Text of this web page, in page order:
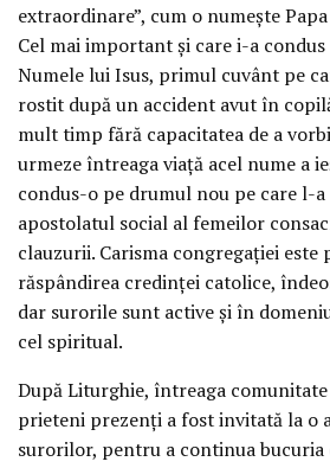
extraordinare”, cum o numește
Cel mai important și care i-a
Numele lui Isus, primul cuvânt pe
rostit după un accident avut în
mult timp fără capacitatea de a
urmeze întreaga viață acel nume a
condus-o pe drumul nou pe care l-a
apostolatul social al femeilor
clauzurii. Carisma congregației este
răspândirea credinței catolice,
dar surorile sunt active și în
cel spiritual.
După Liturghie, întreaga
prieteni prezenți a fost invitată la o
surorilor, pentru a continua bucuria